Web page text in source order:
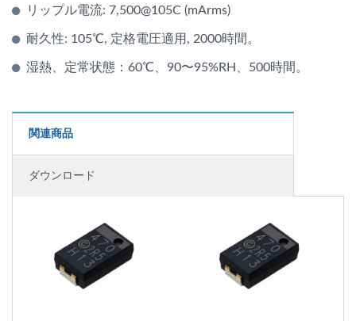
リップル電流: 7,500@105C (mArms)
耐久性: 105℃, 定格電圧適用, 2000時間。
湿熱、定常状態：60℃、90〜95%RH、500時間。
関連商品
ダウンロード